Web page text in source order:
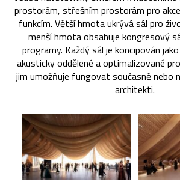
prostorám, střešním prostorám pro
funkcím. Větší hmota ukrývá sál pro
menší hmota obsahuje kongresový
programy. Každý sál je koncipován
akusticky oddělené a optimalizované
jim umožňuje fungovat současně nebo
architekti.